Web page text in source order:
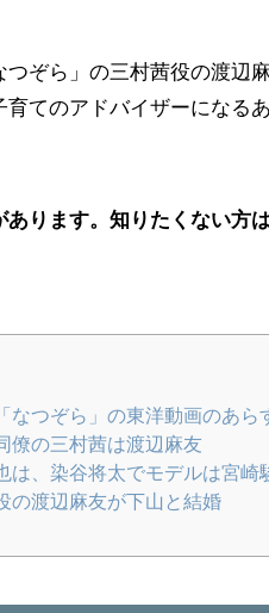
つぞら」の三村茜役の渡辺
育てのアドバイザーになる
あります。知りたくない方
なつぞら」の東洋動画のあら
僚の三村茜は渡辺麻友
は、染谷将太でモデルは宮崎
の渡辺麻友が下山と結婚